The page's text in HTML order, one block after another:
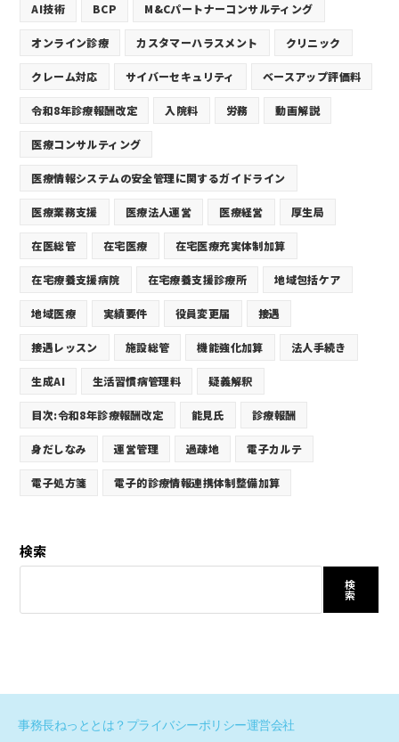
AI技術 BCP M&Cパートナーコンサルティング
オンライン診療 カスタマーハラスメント クリニック
クレーム対応 サイバーセキュリティ ベースアップ評価料
令和8年診療報酬改定 入院料 労務 動画解説
医療コンサルティング
医療情報システムの安全管理に関するガイドライン
医療業務支援 医療法人運営 医療経営 厚生局
在医総管 在宅医療 在宅医療充実体制加算
在宅療養支援病院 在宅療養支援診療所 地域包括ケア
地域医療 実績要件 役員変更届 接遇
接遇レッスン 施設総管 機能強化加算 法人手続き
生成AI 生活習慣病管理料 疑義解釈
目次:令和8年診療報酬改定 能見氏 診療報酬
身だしなみ 運営管理 過疎地 電子カルテ
電子処方箋 電子的診療情報連携体制整備加算
検索
検
索
事務長ねっととは？ プライバシーポリシー運営会社